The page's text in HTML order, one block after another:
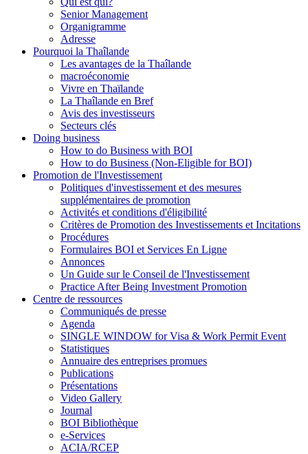
Senior Management
Organigramme
Adresse
Pourquoi la Thaîlande
Les avantages de la Thaîlande
macroéconomie
Vivre en Thaïlande
La Thaîlande en Bref
Avis des investisseurs
Secteurs clés
Doing business
How to do Business with BOI
How to do Business (Non-Eligible for BOI)
Promotion de l'Investissement
Politiques d'investissement et des mesures
supplémentaires de promotion
Activités et conditions d'éligibilité
Critères de Promotion des Investissements et Incitations
Procédures
Formulaires BOI et Services En Ligne
Annonces
Un Guide sur le Conseil de l'Investissement
Practice After Being Investment Promotion
Centre de ressources
Communiqués de presse
Agenda
SINGLE WINDOW for Visa & Work Permit Event
Statistiques
Annuaire des entreprises promues
Publications
Présentations
Video Gallery
Journal
BOI Bibliothèque
e-Services
ACIA/RCEP